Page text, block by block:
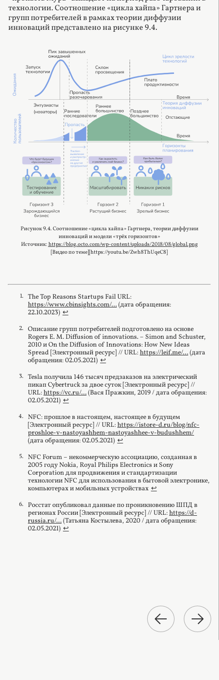
технологии. Соотношение «цикла хайпа» Гартнера и
групп потребителей в рамках теории диффузии
инноваций представлено на рисунке 9.4.
Рисунок 9.4. Соотношение «цикла хайпа» Гартнера, теории диффузии
инноваций и модели «трёх горизонтов»
Источник:https://blog.octo.com/wp-content/uploads/2018/08/global.png
[Видео по теме][https://youtu.be/Zwh8ThUqeC8]
The Top Reasons Startups Fail URL:
https://www.cbinsights.com/...(дата обращения:
22.10.2023) ↩︎
Описание групп потребителей подготовлено на основе
Rogers E. M. Diffusion of innovations. – Simon and Schuster,
2010 и On the Diffusion of Innovations: How New Ideas
Spread [Электронный ресурс] // URL:https://leif.me/...(дата
обращения: 02.05.2021) ↩︎
Tesla получила 146 тысяч предзаказов на электрический
пикап Cybertruck за двое суток [Электронный ресурс] //
URL:https://vc.ru/...(Вася Пражкин, 2019 / дата обращения:
02.05.2021) ↩︎
NFC: прошлое в настоящем, настоящее в будущем
[Электронный ресурс] // URL:https://istore-d.ru/blog/nfc-
proshloe-v-nastoyashhem-nastoyashhee-v-budushhem/
(дата обращения: 02.05.2021) ↩︎
NFC Forum – некоммерческую ассоциацию, созданная в
2005 году Nokia, Royal Philips Electronics и Sony
Corporation для продвижения и стандартизации
технологии NFC для использования в бытовой электронике,
компьютерах и мобильных устройствах ↩︎
Росстат опубликовал данные по проникновению ШПД в
регионах России [Электронный ресурс] // URL:https://d-
russia.ru/...(Татьяна Костылева, 2020 / дата обращения:
02.05.2021) ↩︎